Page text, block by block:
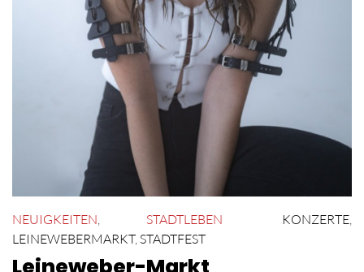
NEUIGKEITEN STADTLEBEN KONZERTE
LEINEWEBERMARKT, STADTFEST